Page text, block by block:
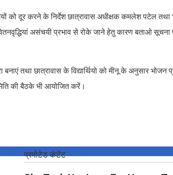
को दूर करने के निर्देश छात्रावास अधीक्षक कमलेश पटेल
असंचयी प्रभाव से रोके जाने हेतु कारण बताओ सूचना
तथा छात्रावास के विद्यार्थियो को मीनू के अनुसार भोजन
की बैठके भी आयोजित करें।